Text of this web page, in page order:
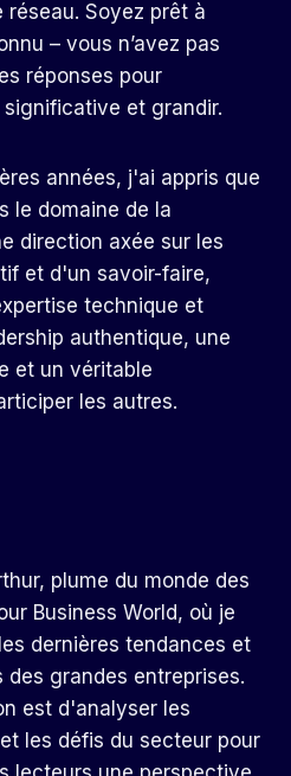
Soyez prêt à
– vous n’avez pas
réponses pour
et grandir.
années, j'ai appris que
le domaine de la
direction axée sur les
et d'un savoir-faire,
technique et
authentique, une
et un véritable
les autres.
plume du monde des
Business World, où je
dernières tendances et
des grandes entreprises.
est d'analyser les
les défis du secteur pour